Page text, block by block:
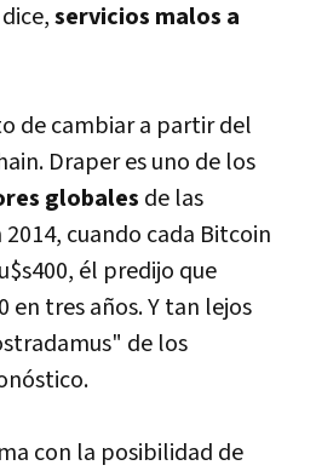
servicios malos a
de cambiar a partir del
Draper es uno de los
globales de las
cuando cada Bitcoin
él predijo que
en tres años. Y tan lejos
de los
con la posibilidad de